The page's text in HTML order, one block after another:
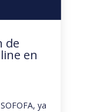
de
en
ya